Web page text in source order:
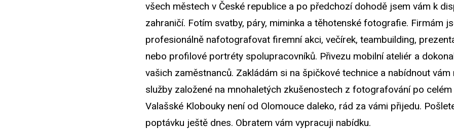
všech městech v České republice a po předchozí dohodě jsem vám k
zahraničí. Fotím svatby, páry, miminka a těhotenské fotografie. Firmám
profesionálně nafotografovat firemní akci, večírek, teambuilding,
nebo profilové portréty spolupracovníků. Přivezu mobilní ateliér a
vašich zaměstnanců. Zakládám si na špičkové technice a nabídnout
služby založené na mnohaletých zkušenostech z fotografování po
Valašské Klobouky není od Olomouce daleko, rád za vámi přijedu.
poptávku ještě dnes. Obratem vám vypracuji nabídku.